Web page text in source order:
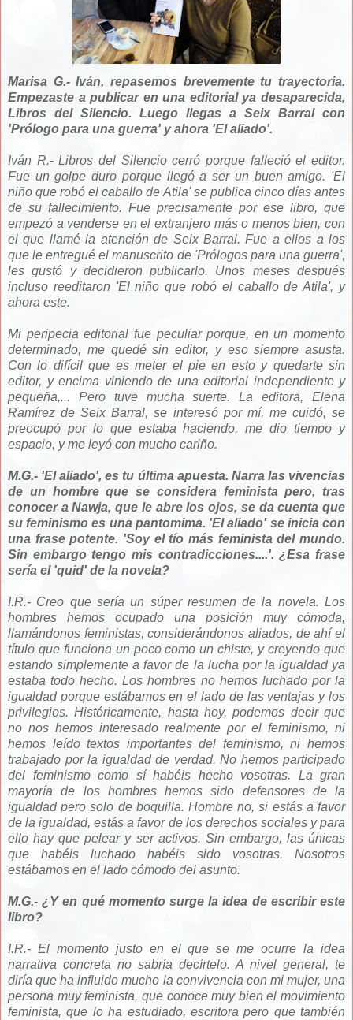
Marisa G.- Iván, repasemos brevemente tu trayectoria.
Empezaste a publicar en una editorial ya desaparecida,
Libros del Silencio. Luego llegas a Seix Barral con
'Prólogo para una guerra' y ahora 'El aliado'.
Iván R.- Libros del Silencio cerró porque falleció el editor.
Fue un golpe duro porque llegó a ser un buen amigo. 'El
niño que robó el caballo de Atila' se publica cinco días antes
de su fallecimiento. Fue precisamente por ese libro, que
empezó a venderse en el extranjero más o menos bien, con
el que llamé la atención de Seix Barral. Fue a ellos a los
que le entregué el manuscrito de 'Prólogos para una guerra',
les gustó y decidieron publicarlo. Unos meses después
incluso reeditaron 'El niño que robó el caballo de Atila', y
ahora este.
Mi peripecia editorial fue peculiar porque, en un momento
determinado, me quedé sin editor, y eso siempre asusta.
Con lo difícil que es meter el pie en esto y quedarte sin
editor, y encima viniendo de una editorial independiente y
pequeña,... Pero tuve mucha suerte. La editora, Elena
Ramírez de Seix Barral, se interesó por mí, me cuidó, se
preocupó por lo que estaba haciendo, me dio tiempo y
espacio, y me leyó con mucho cariño.
M.G.- 'El aliado', es tu última apuesta. Narra las vivencias
de un hombre que se considera feminista pero, tras
conocer a Nawja, que le abre los ojos, se da cuenta que
su feminismo es una pantomima. 'El aliado' se inicia con
una frase potente. 'Soy el tío más feminista del mundo.
Sin embargo tengo mis contradicciones....'. ¿Esa frase
sería el 'quid' de la novela?
I.R.- Creo que sería un súper resumen de la novela. Los
hombres hemos ocupado una posición muy cómoda,
llamándonos feministas, considerándonos aliados, de ahí el
título que funciona un poco como un chiste, y creyendo que
estando simplemente a favor de la lucha por la igualdad ya
estaba todo hecho. Los hombres no hemos luchado por la
igualdad porque estábamos en el lado de las ventajas y los
privilegios. Históricamente, hasta hoy, podemos decir que
no nos hemos interesado realmente por el feminismo, ni
hemos leído textos importantes del feminismo, ni hemos
trabajado por la igualdad de verdad. No hemos participado
del feminismo como sí habéis hecho vosotras. La gran
mayoría de los hombres hemos sido defensores de la
igualdad pero solo de boquilla. Hombre no, si estás a favor
de la igualdad, estás a favor de los derechos sociales y para
ello hay que pelear y ser activos. Sin embargo, las únicas
que habéis luchado habéis sido vosotras. Nosotros
estábamos en el lado cómodo del asunto.
M.G.- ¿Y en qué momento surge la idea de escribir este
libro?
I.R.- El momento justo en el que se me ocurre la idea
narrativa concreta no sabría decírtelo. A nivel general, te
diría que ha influido mucho la convivencia con mi mujer, una
persona muy feminista, que conoce muy bien el movimiento
feminista, que lo ha estudiado, escritora pero que también